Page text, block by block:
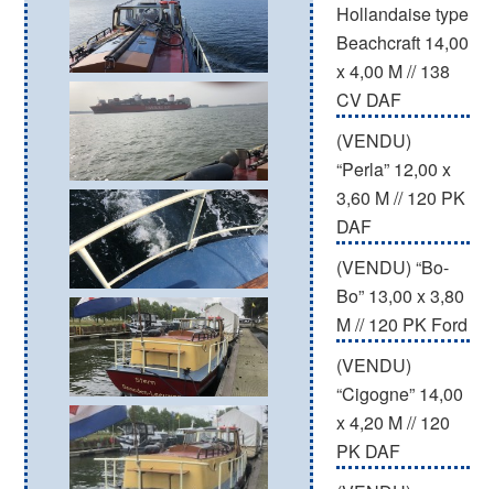
Hollandaise type
Beachcraft 14,00
x 4,00 M // 138
CV DAF
(VENDU)
“Perla” 12,00 x
3,60 M // 120 PK
DAF
(VENDU) “Bo-
Bo” 13,00 x 3,80
M // 120 PK Ford
(VENDU)
“Cigogne” 14,00
x 4,20 M // 120
PK DAF